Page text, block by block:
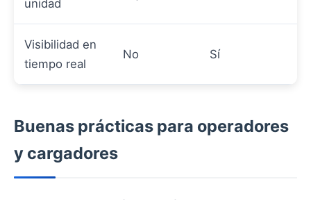
unidad
Visibilidad en
tiempo real
No Sí
Buenas prácticas para operadores
y cargadores